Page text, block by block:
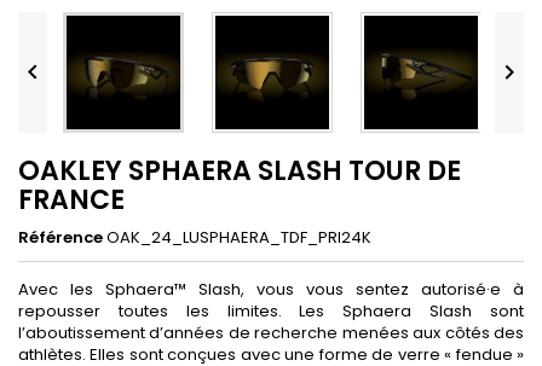
 
OAKLEY SPHAERA SLASH TOUR DE
FRANCE
RéférenceOAK_24_LUSPHAERA_TDF_PRI24K
Avec les Sphaera™ Slash, vous vous sentez autorisé·e à
repousser toutes les limites. Les Sphaera Slash sont
l’aboutissement d’années de recherche menées aux côtés des
athlètes. Elles sont conçues avec une forme de verre « fendue »